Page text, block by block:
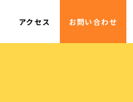
アクセス お問い合わせ